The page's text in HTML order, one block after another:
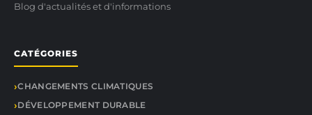
Blog d'actualités et d'informations
CATÉGORIES
CHANGEMENTS CLIMATIQUES
DÉVELOPPEMENT DURABLE